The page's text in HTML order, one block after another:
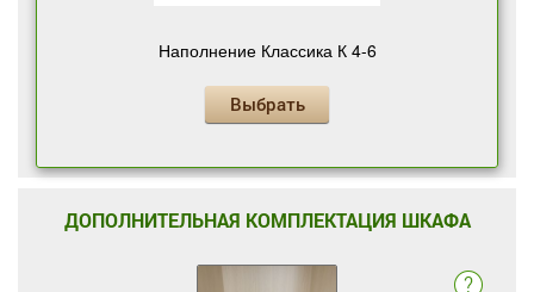
Наполнение Классика К 4-6
Выбрать
ДОПОЛНИТЕЛЬНАЯ КОМПЛЕКТАЦИЯ ШКАФА